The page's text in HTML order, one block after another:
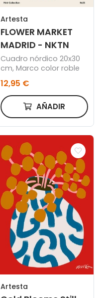
Artesta
FLOWER MARKET
MADRID - NKTN
Cuadro nórdico 20x30
cm, Marco color roble
12,95 €
AÑADIR
Artesta